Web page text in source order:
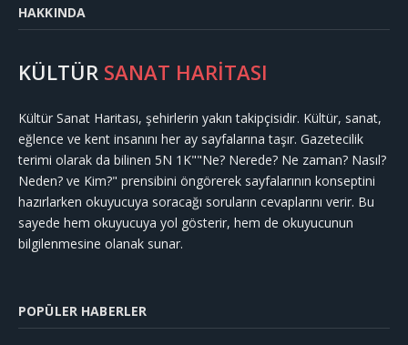
HAKKINDA
KÜLTÜR SANAT HARİTASI
Kültür Sanat Haritası, şehirlerin yakın takipçisidir. Kültür, sanat,
eğlence ve kent insanını her ay sayfalarına taşır. Gazetecilik
terimi olarak da bilinen 5N 1K""Ne? Nerede? Ne zaman? Nasıl?
Neden? ve Kim?" prensibini öngörerek sayfalarının konseptini
hazırlarken okuyucuya soracağı soruların cevaplarını verir. Bu
sayede hem okuyucuya yol gösterir, hem de okuyucunun
bilgilenmesine olanak sunar.
POPÜLER HABERLER